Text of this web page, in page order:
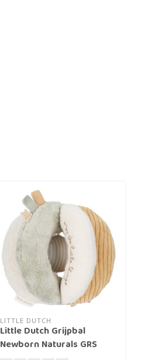
LITTLE DUTCH
Little Dutch Grijpbal
Newborn Naturals GRS